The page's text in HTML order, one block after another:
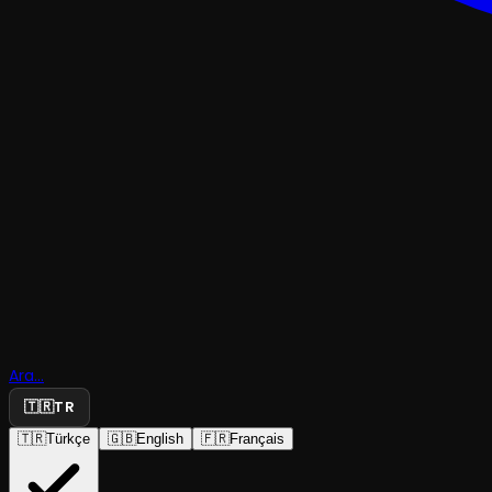
Ara...
🇹🇷TR
🇹🇷Türkçe 🇬🇧English 🇫🇷Français
(Külkedisi)